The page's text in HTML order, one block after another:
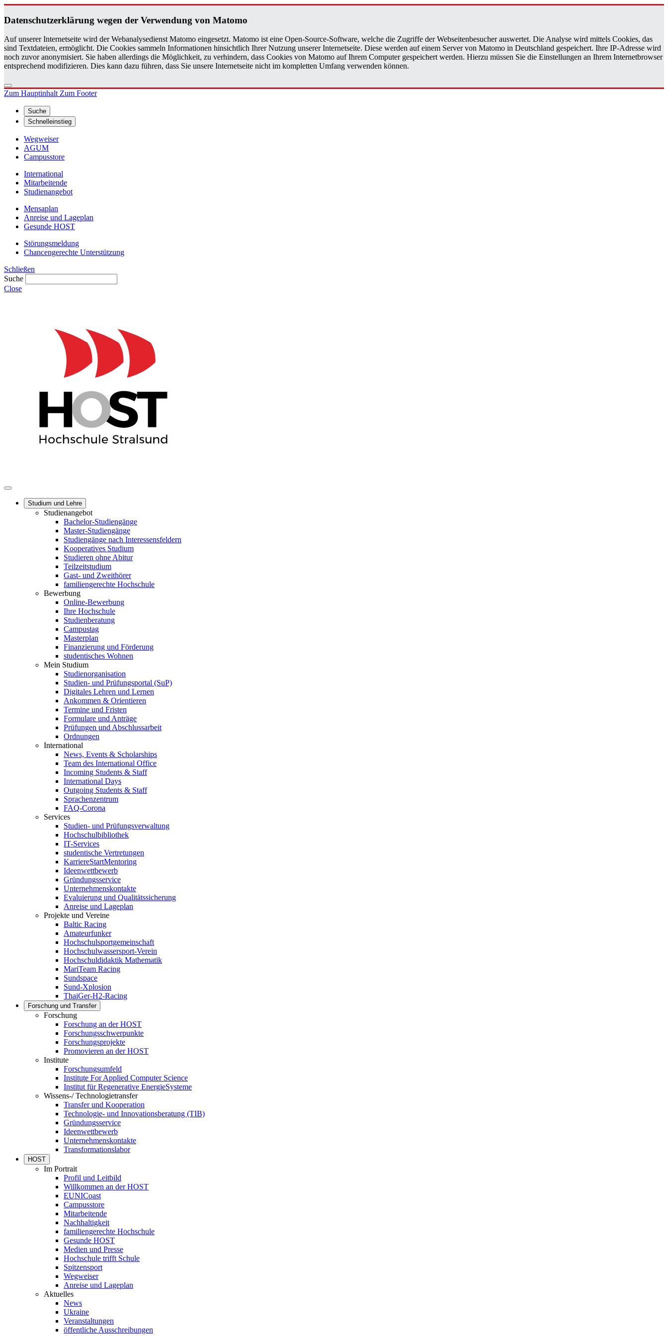
Da­ten­schutz­er­klä­rung wegen der Ver­wen­dung von Ma­to­mo
Auf unserer Internetseite wird der Webanalysedienst Matomo eingesetzt. Matomo ist eine Open-Source-Software, welche die Zugriffe der Webseitenbesucher auswertet. Die Analyse wird mittels Cookies, das
sind Textdateien, ermöglicht. Die Cookies sammeln Informationen hinsichtlich Ihrer Nutzung unserer Internetseite. Diese werden auf einem Server von Matomo in Deutschland gespeichert. Ihre IP-Adresse wird
noch zuvor anonymisiert. Sie haben allerdings die Möglichkeit, zu verhindern, dass Cookies von Matomo auf Ihrem Computer gespeichert werden. Hierzu müssen Sie die Einstellungen an Ihrem Internetbrowser
entsprechend modifizieren. Dies kann dazu führen, dass Sie unsere Internetseite nicht im kompletten Umfang verwenden können.
Zum HauptinhaltZum Footer
Suche
Schnelleinstieg
Wegweiser
AGUM
Campusstore
International
Mitarbeitende
Studienangebot
Mensaplan
Anreise und Lageplan
Gesunde HOST
Störungsmeldung
Chancengerechte Unterstützung
Schließen
Suche
Close
Studium und Lehre
Studienangebot
Bachelor-Studiengänge
Master-Studiengänge
Studiengänge nach Interessensfeldern
Kooperatives Studium
Studieren ohne Abitur
Teilzeitstudium
Gast- und Zweithörer
familiengerechte Hochschule
Bewerbung
Online-Bewerbung
Ihre Hochschule
Studienberatung
Campustag
Masterplan
Finanzierung und Förderung
studentisches Wohnen
Mein Studium
Studienorganisation
Studien- und Prüfungsportal (SuP)
Digitales Lehren und Lernen
Ankommen & Orientieren
Termine und Fristen
Formulare und Anträge
Prüfungen und Abschlussarbeit
Ordnungen
International
News, Events & Scholarships
Team des International Office
Incoming Students & Staff
International Days
Outgoing Students & Staff
Sprachenzentrum
FAQ-Corona
Services
Studien- und Prüfungsverwaltung
Hochschulbibliothek
IT-Services
studentische Vertretungen
KarriereStartMentoring
Ideenwettbewerb
Gründungsservice
Unternehmenskontakte
Evaluierung und Qualitätssicherung
Anreise und Lageplan
Projekte und Vereine
Baltic Racing
Amateurfunker
Hochschulsportgemeinschaft
Hochschulwassersport-Verein
Hochschuldidaktik Mathematik
MariTeam Racing
Sundspace
Sund-Xplosion
ThaiGer-H2-Racing
Forschung und Transfer
Forschung
Forschung an der HOST
Forschungsschwerpunkte
Forschungsprojekte
Promovieren an der HOST
Institute
Forschungsumfeld
Institute For Applied Computer Science
Institut für Regenerative EnergieSysteme
Wissens-/ Technologietransfer
Transfer und Kooperation
Technologie- und Innovationsberatung (TIB)
Gründungsservice
Ideenwettbewerb
Unternehmenskontakte
Transformationslabor
HOST
Im Portrait
Profil und Leitbild
Willkommen an der HOST
EUNICoast
Campusstore
Mitarbeitende
Nachhaltigkeit
familiengerechte Hochschule
Gesunde HOST
Medien und Presse
Hochschule trifft Schule
Spitzensport
Wegweiser
Anreise und Lageplan
Aktuelles
News
Ukraine
Veranstaltungen
öffentliche Ausschreibungen